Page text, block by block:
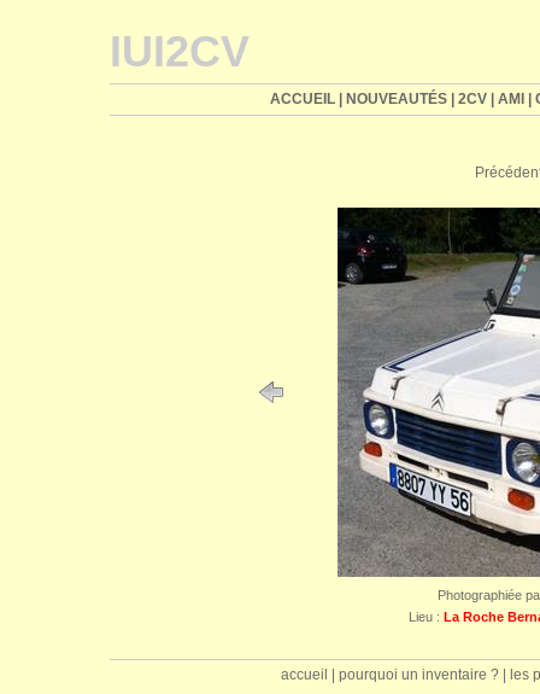
IUI2CV
ACCUEIL| NOUVEAUTÉS| 2CV| AMI
Photographiée
Lieu : La Roche
accueil pourquoi un inventaire ? les